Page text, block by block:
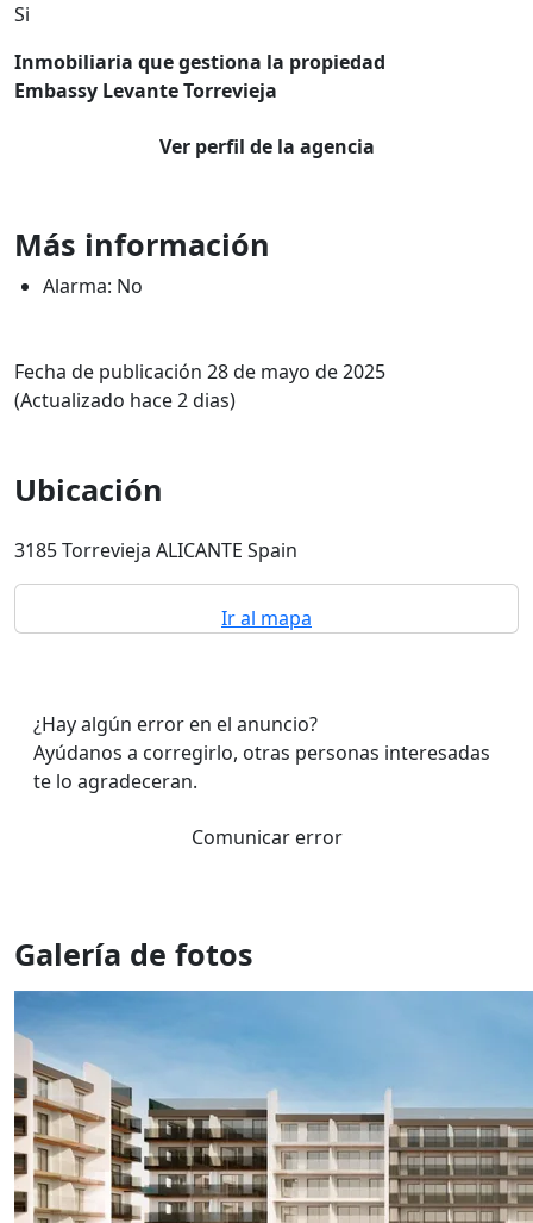
Si
Inmobiliaria que gestiona la propiedad
Embassy Levante Torrevieja
Ver perfil de la agencia
Más información
Alarma: No
Fecha de publicación 28 de mayo de 2025
(Actualizado hace 2 dias)
Ubicación
3185 Torrevieja ALICANTE Spain
Ir al mapa
¿Hay algún error en el anuncio?
Ayúdanos a corregirlo, otras personas interesadas
te lo agradeceran.
Comunicar error
Galería de fotos